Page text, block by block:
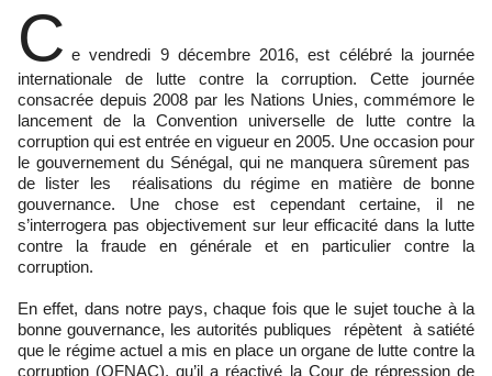
C e vendredi 9 décembre 2016, est célébré la journée
internationale de lutte contre la corruption. Cette journée
consacrée depuis 2008 par les Nations Unies, commémore le
lancement de la Convention universelle de lutte contre la
corruption qui est entrée en vigueur en 2005. Une occasion pour
le gouvernement du Sénégal, qui ne manquera sûrement pas
de lister les réalisations du régime en matière de bonne
gouvernance. Une chose est cependant certaine, il ne
s’interrogera pas objectivement sur leur efficacité dans la lutte
contre la fraude en générale et en particulier contre la
corruption.
En effet, dans notre pays, chaque fois que le sujet touche à la
bonne gouvernance, les autorités publiques répètent à satiété
que le régime actuel a mis en place un organe de lutte contre la
corruption (OFNAC), qu’il a réactivé la Cour de répression de